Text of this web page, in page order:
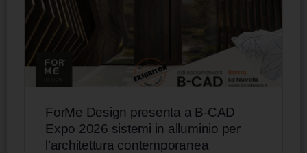
ForMe Design presenta a B-CAD
Expo 2026 sistemi in alluminio per
l’architettura contemporanea